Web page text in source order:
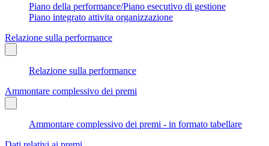
Piano della performance/Piano esecutivo di gestione
Piano integrato attivita organizzazione
Relazione sulla performance
Relazione sulla performance
Ammontare complessivo dei premi
Ammontare complessivo dei premi - in formato tabellare